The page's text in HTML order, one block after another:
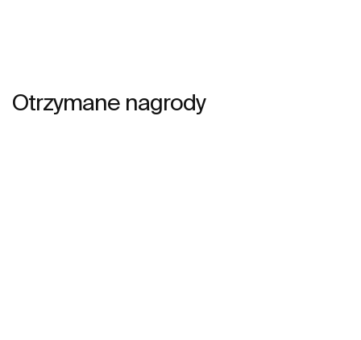
Otrzymane nagrody